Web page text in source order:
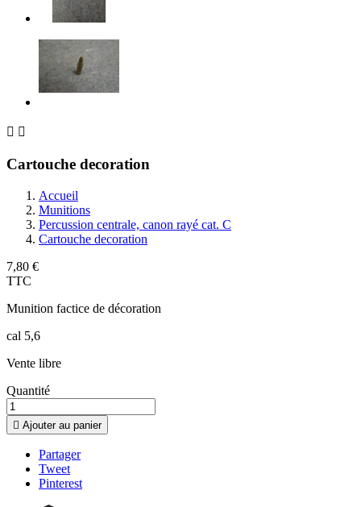
 
Cartouche decoration
Accueil
Munitions
Percussion centrale, canon rayé cat. C
Cartouche decoration
7,80 €
TTC
Munition factice de décoration
cal 5,6
Vente libre
Quantité
 Ajouter au panier
Partager
Tweet
Pinterest